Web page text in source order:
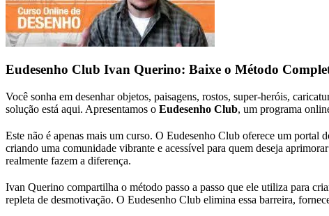
Eudesenho Club Ivan Querino: Baixe o Método
Você sonha em desenhar objetos, paisagens, rostos, super-heróis,
solução está aqui. Apresentamos o Eudesenho Club, um programa
Este não é apenas mais um curso. O Eudesenho Club oferece um portal
criando uma comunidade vibrante e acessível para quem deseja
realmente fazem a diferença.
Ivan Querino compartilha o método passo a passo que ele utiliza para
repleta de desmotivação. O Eudesenho Club elimina essa barreira,